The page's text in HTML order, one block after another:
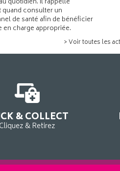
consulter un
de santé afin de bénéficier
en charge appropriée.
> Voir toutes les
& COLLECT
Cliquez & Retirez